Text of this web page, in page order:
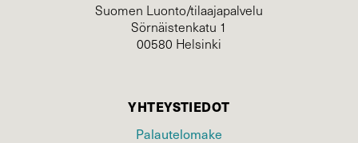
Suomen Luonto/tilaajapalvelu
Sörnäistenkatu 1
00580 Helsinki
YHTEYSTIEDOT
Palautelomake